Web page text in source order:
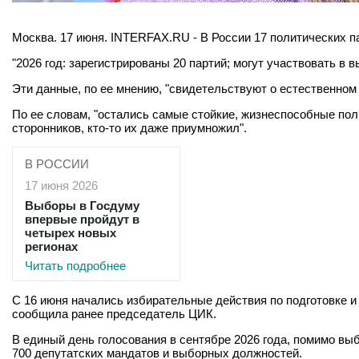
Москва. 17 июня. INTERFAX.RU - В России 17
"2026 год: зарегистрированы 20 партий; могут участвовать
Эти данные, по ее мнению, "свидетельствуют о
По ее словам, "остались самые стойкие, жизнеспособные
сторонников, кто-то их даже приумножил".
В РОССИИ
17 июня 2026
Выборы в Госдуму
впервые пройдут в
четырех новых
регионах
Читать подробнее
С 16 июня начались избирательные действия по
сообщила ранее председатель ЦИК.
В единый день голосования в сентябре 2026 года, помимо
700 депутатских мандатов и выборных должностей.